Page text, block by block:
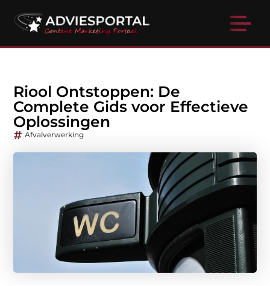
Riool Ontstoppen: De
Complete Gids voor Effectieve
Oplossingen
Afvalverwerking